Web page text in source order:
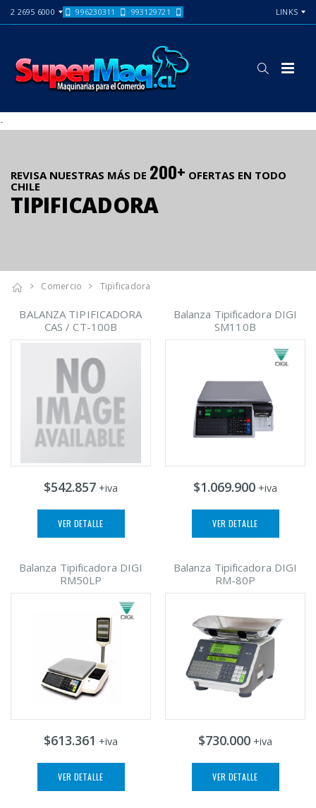
2 2695 6000 996230311 993129721 LINKS
-
REVISA NUESTRAS MÁS DE 200+ OFERTAS EN TODO
CHILE
TIPIFICADORA
Comercio Tipificadora
BALANZA TIPIFICADORA
CAS / CT-100B
$542.857 +iva
VER DETALLE
Balanza Tipificadora DIGI
SM110B
$1.069.900 +iva
VER DETALLE
Balanza Tipificadora DIGI
RM50LP
$613.361 +iva
VER DETALLE
Balanza Tipificadora DIGI
RM-80P
$730.000 +iva
VER DETALLE